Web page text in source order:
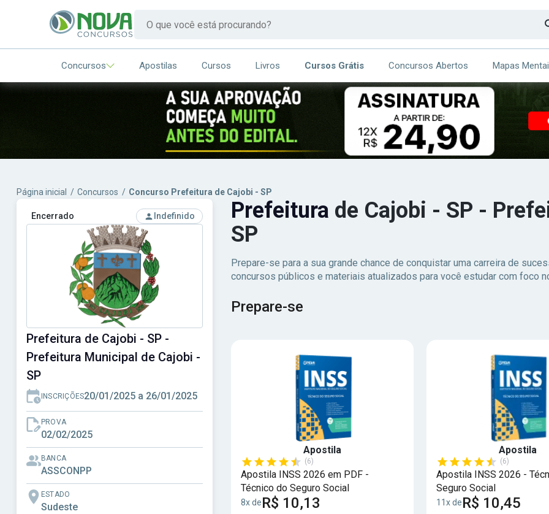
Concursos Apostilas Cursos Livros Cursos Grátis Concursos Abertos Mapas
Página inicial / Concursos / Concurso Prefeitura de Cajobi - SP
Encerrado Indefinido
Prefeitura de Cajobi - SP -
Prefeitura Municipal de Cajobi -
SP
INSCRIÇÕES20/01/2025 a 26/01/2025
PROVA
02/02/2025
BANCA
ASSCONPP
ESTADO
Sudeste
Prefeitura de Cajobi - SP -
SP
Prepare-se para a sua grande chance de conquistar uma carreira de
concursos públicos e materiais atualizados para você estudar com foco
Prepare-se
Apostila
(6)
Apostila INSS 2026 em PDF -
Técnico do Seguro Social
8x deR$ 10,13
Apostila
(6)
Apostila INSS 2026 -
Seguro Social
11x deR$ 10,45